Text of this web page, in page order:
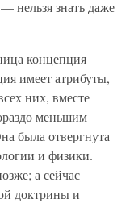
нельзя знать даже
концепция
имеет атрибуты,
них, вместе
меньшим
была отвергнута
и физики.
а сейчас
доктрины и